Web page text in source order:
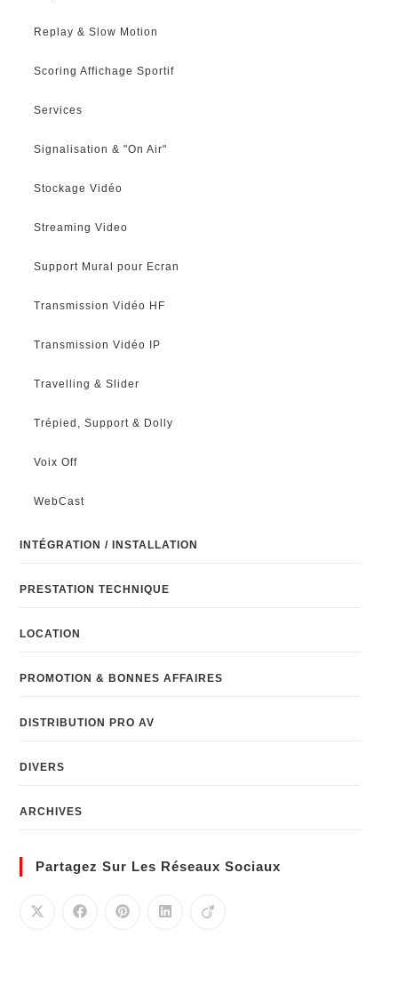
Replay & Slow Motion
Scoring Affichage Sportif
Services
Signalisation & "On Air"
Stockage Vidéo
Streaming Video
Support Mural pour Ecran
Transmission Vidéo HF
Transmission Vidéo IP
Travelling & Slider
Trépied, Support & Dolly
Voix Off
WebCast
INTÉGRATION / INSTALLATION
PRESTATION TECHNIQUE
LOCATION
PROMOTION & BONNES AFFAIRES
DISTRIBUTION PRO AV
DIVERS
ARCHIVES
Partagez Sur Les Réseaux Sociaux